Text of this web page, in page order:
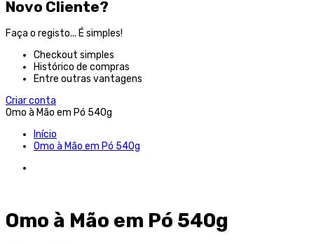
Novo Cliente?
Faça o registo... É simples!
Checkout simples
Histórico de compras
Entre outras vantagens
Criar conta
Omo à Mão em Pó 540g
Início
Omo à Mão em Pó 540g
Omo à Mão em Pó 540g